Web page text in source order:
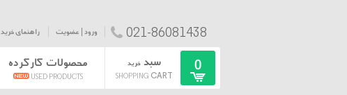
021-86081438 ورود | عضویت راهنمای خرید
محصولات کارکرده
USED PRODUCTS
سبد خرید
SHOPPING CART
0